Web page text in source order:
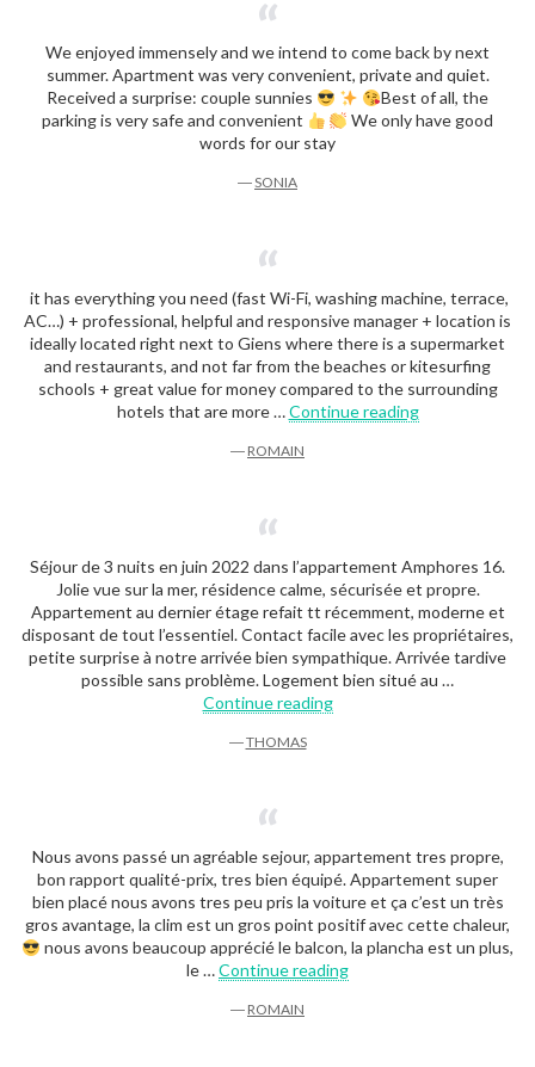
We enjoyed immensely and we intend to come back by next
summer. Apartment was very convenient, private and quiet.
Received a surprise: couple sunnies
Best of all, the
parking is very safe and convenient
We only have good
words for our stay
―SONIA
it has everything you need (fast Wi-Fi, washing machine, terrace,
AC…) + professional, helpful and responsive manager + location is
ideally located right next to Giens where there is a supermarket
and restaurants, and not far from the beaches or kitesurfing
schools + great value for money compared to the surrounding
hotels that are more …Continue reading“Romain”
― ROMAIN
Séjour de 3 nuits en juin 2022 dans l’appartement Amphores 16.
Jolie vue sur la mer, résidence calme, sécurisée et propre.
Appartement au dernier étage refait tt récemment, moderne et
disposant de tout l’essentiel. Contact facile avec les propriétaires,
petite surprise à notre arrivée bien sympathique. Arrivée tardive
possible sans problème. Logement bien situé au …
Continue reading“Thomas”
―THOMAS
Nous avons passé un agréable sejour, appartement tres propre,
bon rapport qualité-prix, tres bien équipé. Appartement super
bien placé nous avons tres peu pris la voiture et ça c’est un très
gros avantage, la clim est un gros point positif avec cette chaleur,
nous avons beaucoup apprécié le balcon, la plancha est un plus,
le …Continue reading“Romain”
― ROMAIN